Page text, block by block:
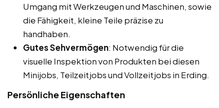
Umgang mit Werkzeugen und Maschinen, sowie
die Fähigkeit, kleine Teile präzise zu
handhaben.
Gutes Sehvermögen: Notwendig für die
visuelle Inspektion von Produkten bei diesen
Minijobs, Teilzeitjobs und Vollzeitjobs in Erding.
Persönliche Eigenschaften